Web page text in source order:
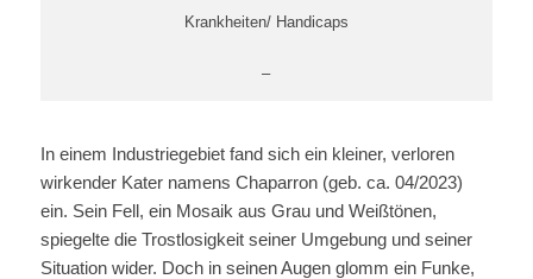
Krankheiten/ Handicaps
–
In einem Industriegebiet fand sich ein kleiner, verloren
wirkender Kater namens Chaparron (geb. ca. 04/2023)
ein. Sein Fell, ein Mosaik aus Grau und Weißtönen,
spiegelte die Trostlosigkeit seiner Umgebung und seiner
Situation wider. Doch in seinen Augen glomm ein Funke,